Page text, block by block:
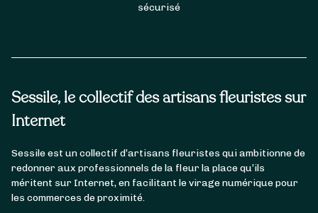
Sessile, le collectif des artisans fleuristes sur
Internet
Sessile est un collectif d’artisans fleuristes qui ambitionne de
redonner aux professionnels de la fleur la place qu’ils
méritent sur Internet, en facilitant le virage numérique pour
les commerces de proximité.
sécurisé